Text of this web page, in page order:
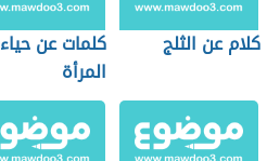
كلام عن الثلج
كلمات عن حياء
المرأة